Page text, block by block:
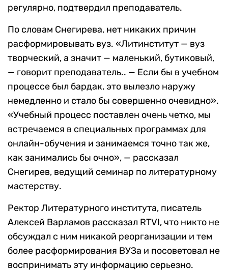
регулярно, подтвердил преподаватель.
По словам Снегирева, нет никаких причин
расформировывать вуз. «Литинститут — вуз
творческий, а значит — маленький, бутиковый,
— говорит преподаватель.. — Если бы в учебном
процессе был бардак, это вылезло наружу
немедленно и стало бы совершенно очевидно».
«Учебный процесс поставлен очень четко, мы
встречаемся в специальных программах для
онлайн-обучения и занимаемся точно так же,
как занимались бы очно», — рассказал
Снегирев, ведущий семинар по литературному
мастерству.
Ректор Литературного института, писатель
Алексей Варламов рассказал RTVI, что никто не
обсуждал с ним никакой реорганизации и тем
более расформирования ВУЗа и посоветовал не
воспринимать эту информацию серьезно.